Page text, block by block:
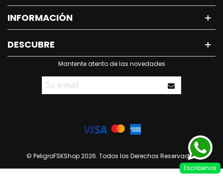
INFORMACIÓN
DESCUBRE
Mantente atento de las novedades
© PeligroFSKShop 2026. Todos los Derechos Reservados
Escribenos